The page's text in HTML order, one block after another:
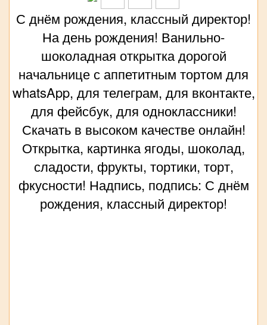
С днём рождения, классный директор!
На день рождения! Ванильно-
шоколадная открытка дорогой
начальнице с аппетитным тортом для
whatsApp, для телеграм, для вконтакте,
для фейсбук, для одноклассники!
Скачать в высоком качестве онлайн!
Открытка, картинка ягоды, шоколад,
сладости, фрукты, тортики, торт,
фкусности! Надпись, подпись: С днём
рождения, классный директор!